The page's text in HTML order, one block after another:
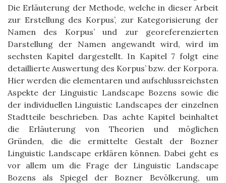
Die Erläuterung der Methode, welche in dieser Arbeit
zur Erstellung des Korpus’, zur Kategorisierung der
Namen des Korpus’ und zur georeferenzierten
Darstellung der Namen angewandt wird, wird im
sechsten Kapitel dargestellt. In Kapitel 7 folgt eine
detaillierte Auswertung des Korpus’ bzw. der Korpora.
Hier werden die elementaren und aufschlussreichsten
Aspekte der Linguistic Landscape Bozens sowie die
der individuellen Linguistic Landscapes der einzelnen
Stadtteile beschrieben. Das achte Kapitel beinhaltet
die Erläuterung von Theorien und möglichen
Gründen, die die ermittelte Gestalt der Bozner
Linguistic Landscape erklären können. Dabei geht es
vor allem um die Frage der Linguistic Landscape
Bozens als Spiegel der Bozner Bevölkerung, um